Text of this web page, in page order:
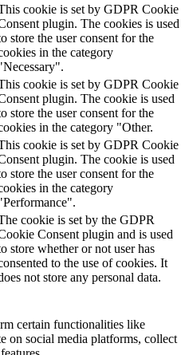
cookie is set by GDPR Cookie
plugin. The cookies is used
store the user consent for the
in the category
cookie is set by GDPR Cookie
plugin. The cookie is used
store the user consent for the
in the category "Other.
cookie is set by GDPR Cookie
plugin. The cookie is used
store the user consent for the
in the category
cookie is set by the GDPR
Consent plugin and is used
store whether or not user has
to the use of cookies. It
not store any personal data.
certain functionalities like
on social media platforms, collect